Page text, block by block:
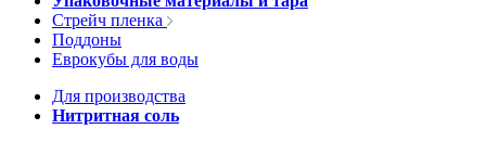
Стрейч пленка
Поддоны
Еврокубы для воды
Для производства
Нитритная соль